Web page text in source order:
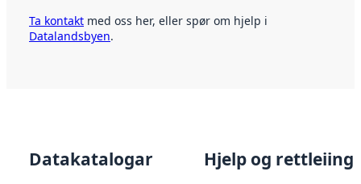
Ta kontakt med oss her, eller spør om hjelp i
Datalandsbyen.
Datakatalogar Hjelp og rettleiing